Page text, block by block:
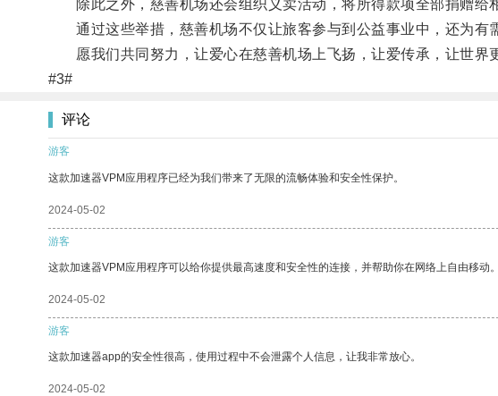
除此之外，慈善机场还会组织义卖活动，将所得款项全部捐赠给
通过这些举措，慈善机场不仅让旅客参与到公益事业中，还为有
愿我们共同努力，让爱心在慈善机场上飞扬，让爱传承，让世界
#3#
评论
游客
这款加速器VPM应用程序已经为我们带来了无限的流畅体验和安全性保护。
2024-05-02
游客
这款加速器VPM应用程序可以给你提供最高速度和安全性的连接，并帮助你在网络上自由移动。
2024-05-02
游客
这款加速器app的安全性很高，使用过程中不会泄露个人信息，让我非常放心。
2024-05-02